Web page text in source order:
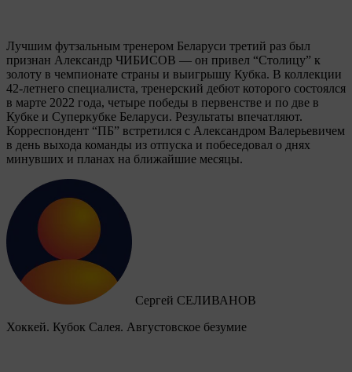
Лучшим футзальным тренером Беларуси третий раз был
признан Александр ЧИБИСОВ — он привел “Столицу” к
золоту в чемпионате страны и выигрышу Кубка. В коллекции
42-летнего специалиста, тренерский дебют которого состоялся
в марте 2022 года, четыре победы в первенстве и по две в
Кубке и Суперкубке Беларуси. Результаты впечатляют.
Корреспондент “ПБ” встретился с Александром Валерьевичем
в день выхода команды из отпуска и побеседовал о днях
минувших и планах на ближайшие месяцы.
Сергей СЕЛИВАНОВ
Хоккей. Кубок Салея. Августовское безумие